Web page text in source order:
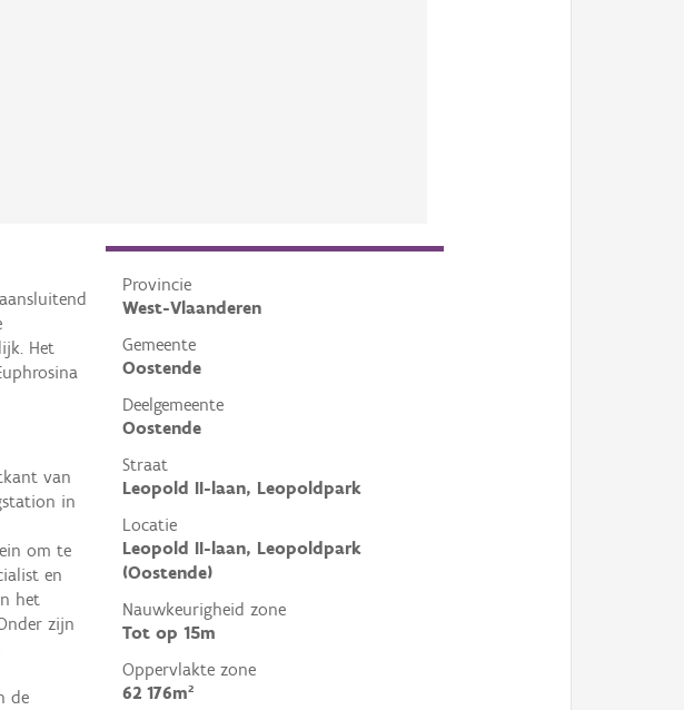
Provincie
West-Vlaanderen
Gemeente
Oostende
Deelgemeente
Oostende
Straat
Leopold II-laan, Leopoldpark
Locatie
Leopold II-laan, Leopoldpark
(Oostende)
Nauwkeurigheid zone
Tot op 15m
Oppervlakte zone
62 176m²
Het
van
in
om te
en
het
zijn
de